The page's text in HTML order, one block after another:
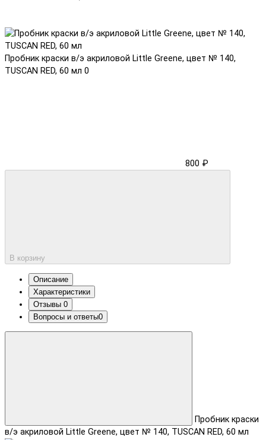
Пробник краски в/э акриловой Little Greene, цвет № 140,
TUSCAN RED, 60 мл 0
800 ₽
В корзину
Описание
Характеристики
Отзывы 0
Вопросы и ответы0
Пробник краски
в/э акриловой Little Greene, цвет № 140, TUSCAN RED, 60 мл